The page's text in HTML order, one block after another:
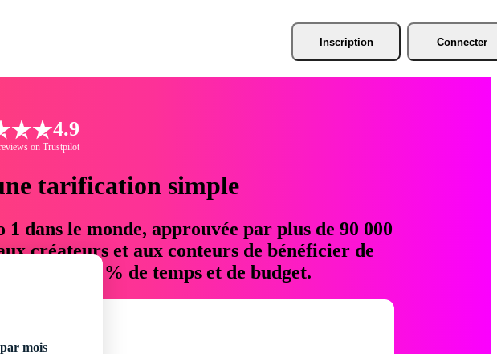
Inscription Connecter
4.9
on Trustpilot
tarification simple
dans le monde, approuvée par plus de 90 000
créateurs et aux conteurs de bénéficier de
jusqu'à 76 % de temps et de budget.
mois